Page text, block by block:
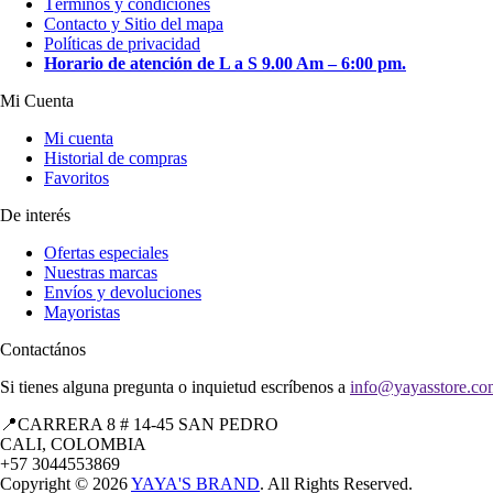
de
Contacto y Sitio del mapa
Políticas de privacidad
Horario de atención de L a S 9.00 Am – 6:00 pm.
Mi Cuenta
Mi cuenta
Historial de compras
Favoritos
De interés
Ofertas especiales
Nuestras marcas
Envíos y devoluciones
Mayoristas
Contactános
Si tienes alguna pregunta o inquietud escríbenos a
📍CARRERA 8 # 14-45 SAN PEDRO
CALI, COLOMBIA
+57 3044553869
Copyright © 2026YAYA'S BRAND. All Rights Reserved.